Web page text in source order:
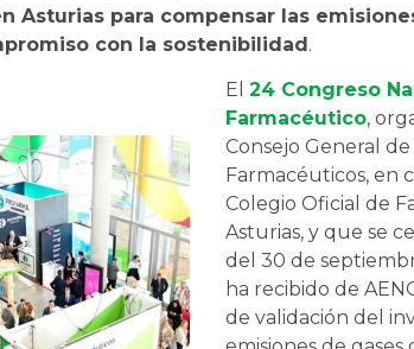
Asturias para compensar las
con la sostenibilidad.
El24 Congreso
Farmacéutico,
Consejo General
Farmacéuticos, en
Colegio Oficial de
Asturias, y que se
del 30 de
ha recibido de
de validación del